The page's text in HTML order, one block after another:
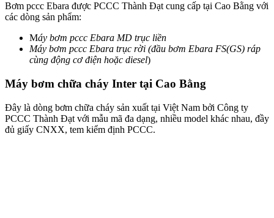
Bơm pccc Ebara được PCCC Thành Đạt cung cấp tại Cao Bằng với
các dòng sản phẩm:
Máy bơm pccc Ebara MD trục liền
Máy bơm pccc Ebara trục rời (đầu bơm Ebara FS(GS) ráp
cùng động cơ điện hoặc diesel)
Máy bơm chữa cháy Inter tại Cao Bằng
Đây là dòng bơm chữa cháy sản xuất tại Việt Nam bởi Công ty
PCCC Thành Đạt với mẫu mã đa dạng, nhiều model khác nhau, đầy
đủ giấy CNXX, tem kiểm định PCCC.